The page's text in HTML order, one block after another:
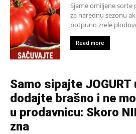
Sjeme omiljene sorte
za narednu sezonu
potpuno zrele
Read more
Samo sipajte JOGURT
dodajte brašno i ne
u prodavnicu: Skoro
zna